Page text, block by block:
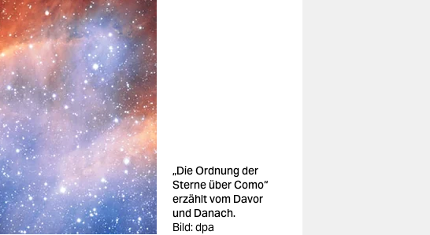
„Die Ordnung der
Sterne über Como“
erzählt vom Davor
und Danach.
Bild: dpa